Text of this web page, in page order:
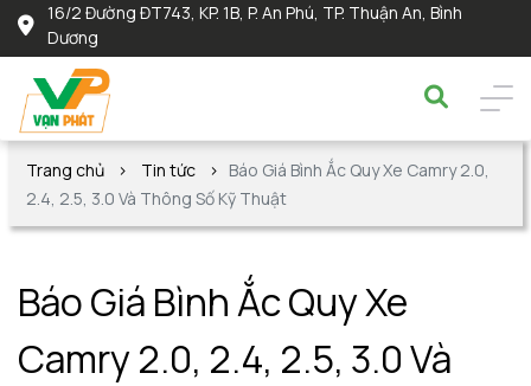
16/2 Đường ĐT743, KP. 1B, P. An Phú, TP. Thuận An, Bình
Dương
Trang chủ Tin tức
Báo Giá Bình Ắc Quy Xe Camry 2.0,
2.4, 2.5, 3.0 Và Thông Số Kỹ Thuật
Báo Giá Bình Ắc Quy Xe
Camry 2.0, 2.4, 2.5, 3.0 Và